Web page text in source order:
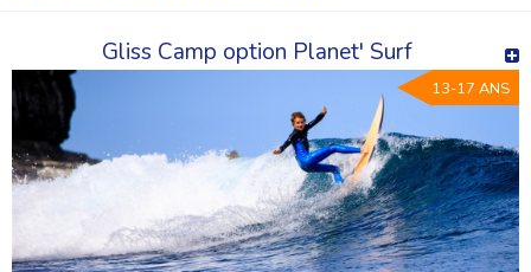
Gliss Camp option Planet' Surf
13-17 ANS